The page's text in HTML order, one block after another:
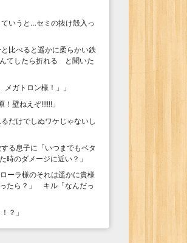
いうと…セミの抜け殻入っ
比べると遥かに柔らかい鉄
てしたら折れる と聞いた
メガトロン様！」
」
！壁ねえぞ!!!!!! 」
だけでしぬワケじゃないし
る息子に「いつまでもベタ
時のダメージに近い？ 」
ーラ様のそれは遥かに貴様
たら？」 キル「なんだっ
？ 」